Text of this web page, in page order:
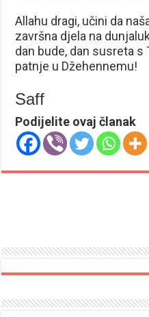
Allahu dragi, učini da
završna djela na
dan bude, dan susreta s
patnje u Džehennemu!
Saff
Podijelite ovaj članak